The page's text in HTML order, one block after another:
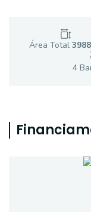
Área Total 3988
4